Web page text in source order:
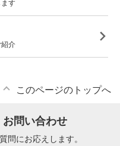
す
介
このページのトップへ
問い合わせ
問にお応えします。